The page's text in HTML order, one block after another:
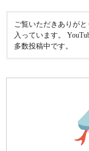
ご覧いただきありがと
入っています。
多数投稿中です。